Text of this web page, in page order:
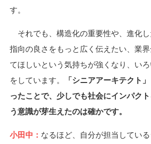
す。
それでも、構造化の重要性や、進化
指向の良さをもっと広く伝えたい、業
てほしいという気持ちが強くなり、い
をしています。
「シニアアーキテクト
ったことで、少しでも社会にインパク
う意識が芽生えたのは確かです。
小田中： なるほど、自分が担当してい